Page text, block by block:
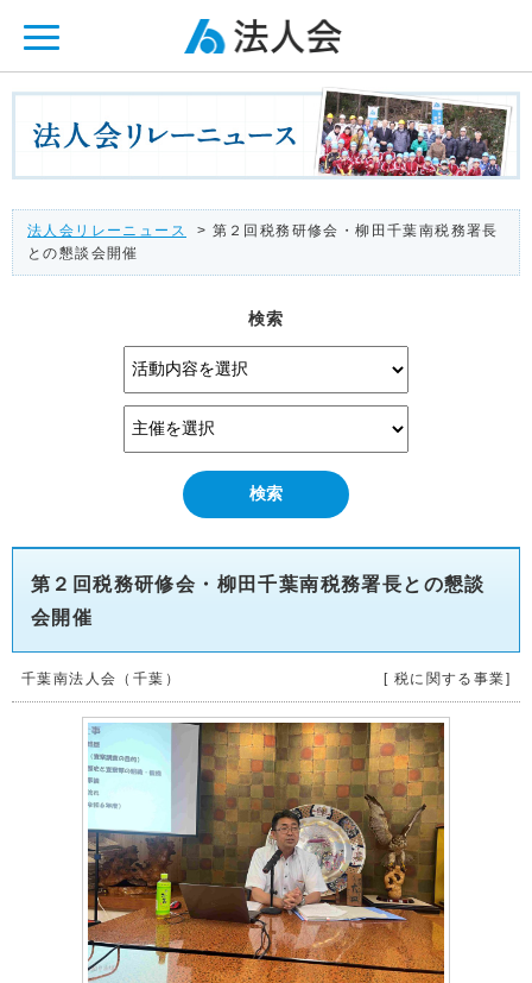
法人会リレーニュース
> 第２回税務研修会・柳田千葉南税務署長
との懇談会開催
検索
第２回税務研修会・柳田千葉南税務署長との懇談
会開催
千葉南法人会（千葉） [ 税に関する事業]